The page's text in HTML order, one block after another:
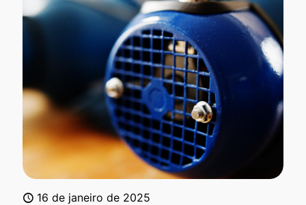
16 de janeiro de 2025